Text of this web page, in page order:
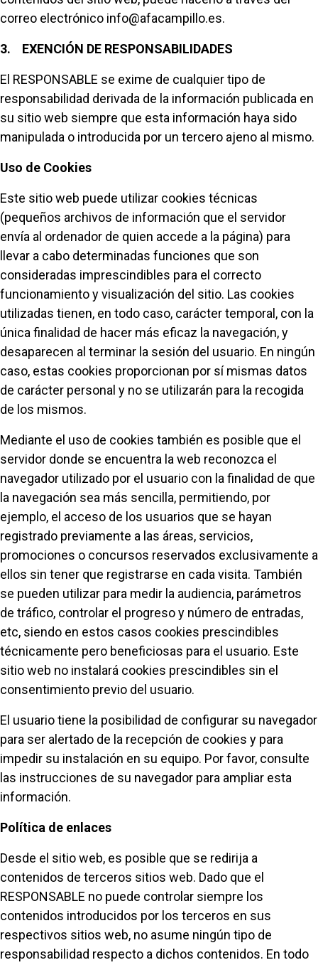
correo electrónico info@afacampillo.es.
3. EXENCIÓN DE RESPONSABILIDADES
El RESPONSABLE se exime de cualquier tipo de
responsabilidad derivada de la información publicada en
su sitio web siempre que esta información haya sido
manipulada o introducida por un tercero ajeno al mismo.
Uso de Cookies
Este sitio web puede utilizar cookies técnicas
(pequeños archivos de información que el servidor
envía al ordenador de quien accede a la página) para
llevar a cabo determinadas funciones que son
consideradas imprescindibles para el correcto
funcionamiento y visualización del sitio. Las cookies
utilizadas tienen, en todo caso, carácter temporal, con la
única finalidad de hacer más eficaz la navegación, y
desaparecen al terminar la sesión del usuario. En ningún
caso, estas cookies proporcionan por sí mismas datos
de carácter personal y no se utilizarán para la recogida
de los mismos.
Mediante el uso de cookies también es posible que el
servidor donde se encuentra la web reconozca el
navegador utilizado por el usuario con la finalidad de que
la navegación sea más sencilla, permitiendo, por
ejemplo, el acceso de los usuarios que se hayan
registrado previamente a las áreas, servicios,
promociones o concursos reservados exclusivamente a
ellos sin tener que registrarse en cada visita. También
se pueden utilizar para medir la audiencia, parámetros
de tráfico, controlar el progreso y número de entradas,
etc, siendo en estos casos cookies prescindibles
técnicamente pero beneficiosas para el usuario. Este
sitio web no instalará cookies prescindibles sin el
consentimiento previo del usuario.
El usuario tiene la posibilidad de configurar su navegador
para ser alertado de la recepción de cookies y para
impedir su instalación en su equipo. Por favor, consulte
las instrucciones de su navegador para ampliar esta
información.
Política de enlaces
Desde el sitio web, es posible que se redirija a
contenidos de terceros sitios web. Dado que el
RESPONSABLE no puede controlar siempre los
contenidos introducidos por los terceros en sus
respectivos sitios web, no asume ningún tipo de
responsabilidad respecto a dichos contenidos. En todo